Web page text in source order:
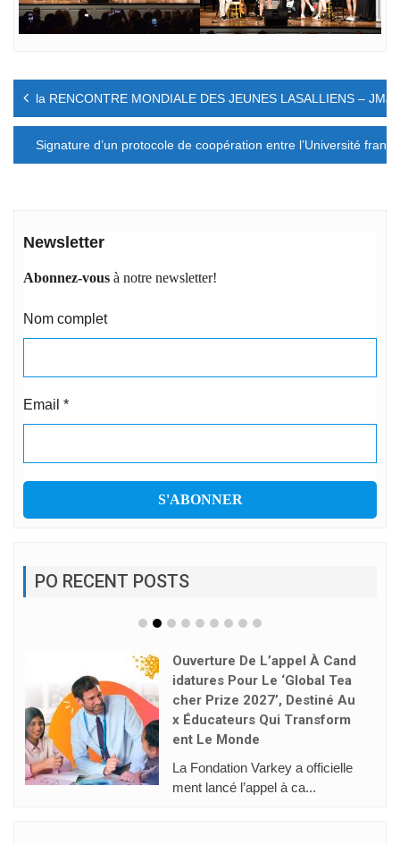
Navigation
l’article
la RENCONTRE MONDIALE DES JEUNES LASALLIENS – JMJ
Signature d’un protocole de coopération entre l’Université
Newsletter
Abonnez-vous à notre newsletter!
Nom complet
Email *
PO RECENT POSTS
Rafael Ruiz : « Nous Devons
Apprendre À Habiter L’intelli
Gence Artificielle »
Face à l’essor de l’intelligence a
rtificielle, la néces...